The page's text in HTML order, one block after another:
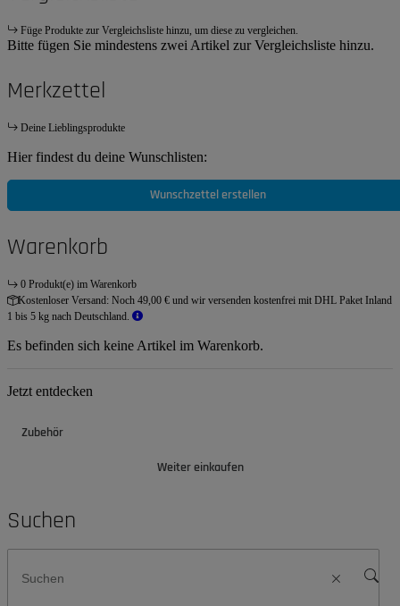
Füge Produkte zur Vergleichsliste hinzu, um diese zu vergleichen.
Bitte fügen Sie mindestens zwei Artikel zur Vergleichsliste hinzu.
Merkzettel
Deine Lieblingsprodukte
Hier findest du deine Wunschlisten:
Wunschzettel erstellen
Warenkorb
0 Produkt(e) im Warenkorb
Kostenloser Versand: Noch 49,00 € und wir versenden kostenfrei mit DHL Paket Inland
1 bis 5 kg nach Deutschland.
Es befinden sich keine Artikel im Warenkorb.
Jetzt entdecken
Zubehör
Weiter einkaufen
Suchen